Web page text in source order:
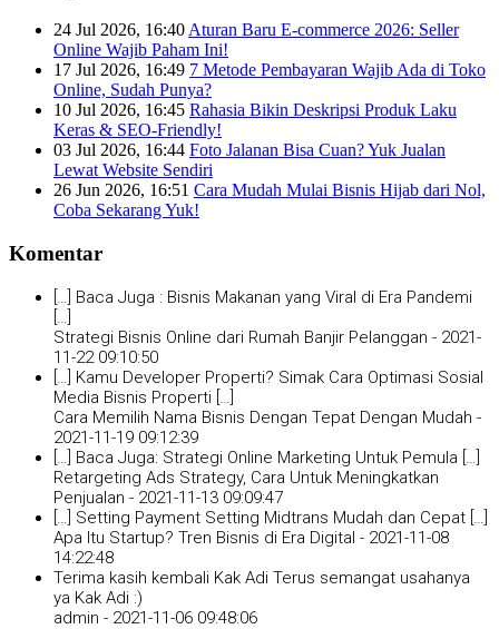
24 Jul 2026, 16:40 Aturan Baru E-commerce 2026: Seller
Online Wajib Paham Ini!
17 Jul 2026, 16:49 7 Metode Pembayaran Wajib Ada di Toko
Online, Sudah Punya?
10 Jul 2026, 16:45 Rahasia Bikin Deskripsi Produk Laku
Keras & SEO-Friendly!
03 Jul 2026, 16:44 Foto Jalanan Bisa Cuan? Yuk Jualan
Lewat Website Sendiri
26 Jun 2026, 16:51 Cara Mudah Mulai Bisnis Hijab dari Nol,
Coba Sekarang Yuk!
Komentar
[…] Baca Juga : Bisnis Makanan yang Viral di Era Pandemi
Strategi Bisnis Online dari Rumah Banjir Pelanggan - 2021-
11-22 09:10:50
[…] Kamu Developer Properti? Simak Cara Optimasi Sosial
Media Bisnis Properti […]
Cara Memilih Nama Bisnis Dengan Tepat Dengan Mudah -
2021-11-19 09:12:39
[…] Baca Juga: Strategi Online Marketing Untuk Pemula […]
Retargeting Ads Strategy, Cara Untuk Meningkatkan
Penjualan - 2021-11-13 09:09:47
[…] Setting Payment Setting Midtrans Mudah dan Cepat […]
Apa Itu Startup? Tren Bisnis di Era Digital - 2021-11-08
14:22:48
Terima kasih kembali Kak Adi Terus semangat usahanya
ya Kak Adi :)
admin - 2021-11-06 09:48:06